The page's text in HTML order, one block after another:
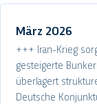
März 2026
+++ Iran-Krieg
gesteigerte
überlagert
Deutsche